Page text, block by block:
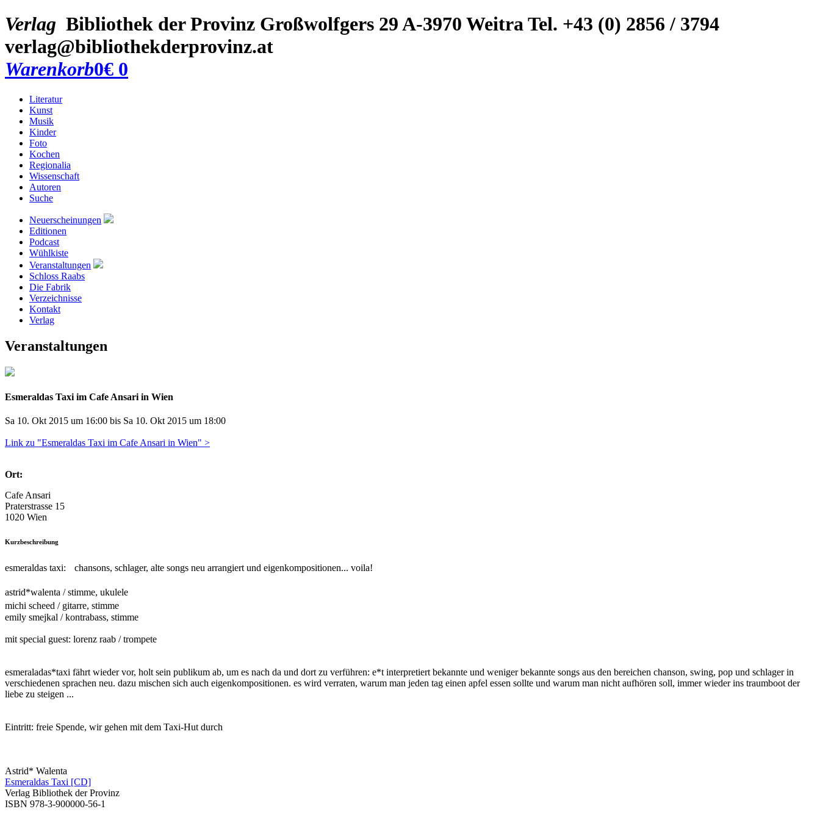
Verlag Bibliothek der Provinz Großwolfgers 29A-3970 WeitraTel. +43 (0) 2856 / 3794
verlag@bibliothekderprovinz.at
Warenkorb0€ 0
Literatur
Kunst
Musik
Kinder
Foto
Kochen
Regionalia
Wissenschaft
Autoren
Suche
Neuerscheinungen
Editionen
Podcast
Wühlkiste
Veranstaltungen
Schloss Raabs
Die Fabrik
Verzeichnisse
Kontakt
Verlag
Veranstaltungen
Esmeraldas Taxi im Cafe Ansari in Wien
Sa 10. Okt 2015 um 16:00 bis Sa 10. Okt 2015 um 18:00
Link zu "Esmeraldas Taxi im Cafe Ansari in Wien" >
Ort:
Cafe Ansari
Praterstrasse 15
1020 Wien
Kurzbeschreibung
esmeraldas taxi: chansons, schlager, alte songs neu arrangiert und eigenkompositionen... voila!
astrid*walenta / stimme, ukulele
michi scheed / gitarre, stimme
emily smejkal / kontrabass, stimme
mit special guest: lorenz raab / trompete
esmeraladas*taxi fährt wieder vor, holt sein publikum ab, um es nach da und dort zu verführen: e*t interpretiert bekannte und weniger bekannte songs aus den bereichen chanson, swing, pop und schlager in
verschiedenen sprachen neu. dazu mischen sich auch eigenkompositionen. es wird verraten, warum man jeden tag einen apfel essen sollte und warum man nicht aufhören soll, immer wieder ins traumboot der
liebe zu steigen ...
Eintritt: freie Spende, wir gehen mit dem Taxi-Hut durch
Astrid* Walenta
Esmeraldas Taxi [CD]
Verlag Bibliothek der Provinz
ISBN 978-3-900000-56-1